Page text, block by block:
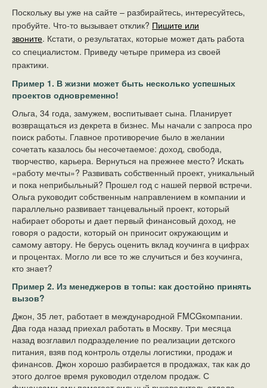
Поскольку вы уже на сайте – разбирайтесь, интересуйтесь,
пробуйте. Что-то вызывает отклик? Пишите или
звоните. Кстати, о результатах, которые может дать работа
со специалистом. Приведу четыре примера из своей
практики.
Пример 1. В жизни может быть несколько успешных
проектов одновременно!
Ольга, 34 года, замужем, воспитывает сына. Планирует
возвращаться из декрета в бизнес. Мы начали с запроса про
поиск работы. Главное противоречие было в желании
сочетать казалось бы несочетаемое: доход, свобода,
творчество, карьера. Вернуться на прежнее место? Искать
«работу мечты»? Развивать собственный проект, уникальный
и пока неприбыльный? Прошел год с нашей первой встречи.
Ольга руководит собственным направлением в компании и
параллельно развивает танцевальный проект, который
набирает обороты и дает первый финансовый доход, не
говоря о радости, который он приносит окружающим и
самому автору. Не берусь оценить вклад коучинга в цифрах
и процентах. Могло ли все то же случиться и без коучинга,
кто знает?
Пример 2. Из менеджеров в топы: как достойно принять
вызов?
Джон, 35 лет, работает в международной FMCGкомпании.
Два года назад приехал работать в Москву. Три месяца
назад возглавил подразделение по реализации детского
питания, взяв под контроль отделы логистики, продаж и
финансов. Джон хорошо разбирается в продажах, так как до
этого долгое время руководил отделом продаж. С